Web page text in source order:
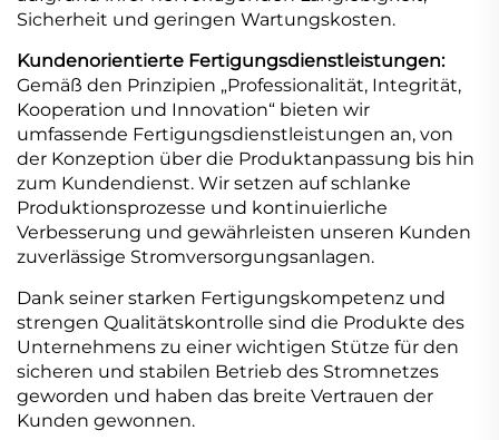
Sicherheit und geringen Wartungskosten.
Kundenorientierte Fertigungsdienstleistungen:
Gemäß den Prinzipien „Professionalität, Integrität,
Kooperation und Innovation“ bieten wir
umfassende Fertigungsdienstleistungen an, von
der Konzeption über die Produktanpassung bis hin
zum Kundendienst. Wir setzen auf schlanke
Produktionsprozesse und kontinuierliche
Verbesserung und gewährleisten unseren Kunden
zuverlässige Stromversorgungsanlagen.
Dank seiner starken Fertigungskompetenz und
strengen Qualitätskontrolle sind die Produkte des
Unternehmens zu einer wichtigen Stütze für den
sicheren und stabilen Betrieb des Stromnetzes
geworden und haben das breite Vertrauen der
Kunden gewonnen.